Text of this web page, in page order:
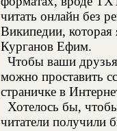
читать онлайн без
Википедии,
Курганов Ефим.
Чтобы ваши друзья
можно проставить
страничке в
Хотелось бы,
читатели получили